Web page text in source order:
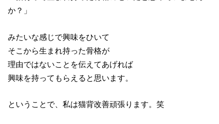
か？」
みたいな感じで興味をひいて
そこから生まれ持った骨格が
理由ではないことを伝えてあげれば
興味を持ってもらえると思います。
ということで、私は猫背改善頑張ります。笑